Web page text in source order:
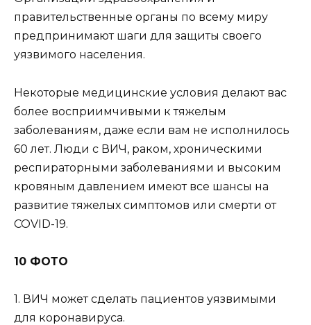
правительственные органы по всему миру
предпринимают шаги для защиты своего
уязвимого населения.
Некоторые медицинские условия делают вас
более восприимчивыми к тяжелым
заболеваниям, даже если вам не исполнилось
60 лет. Люди с ВИЧ, раком, хроническими
респираторными заболеваниями и высоким
кровяным давлением имеют все шансы на
развитие тяжелых симптомов или смерти от
COVID-19.
10 ФОТО
1. ВИЧ может сделать пациентов уязвимыми
для коронавируса.